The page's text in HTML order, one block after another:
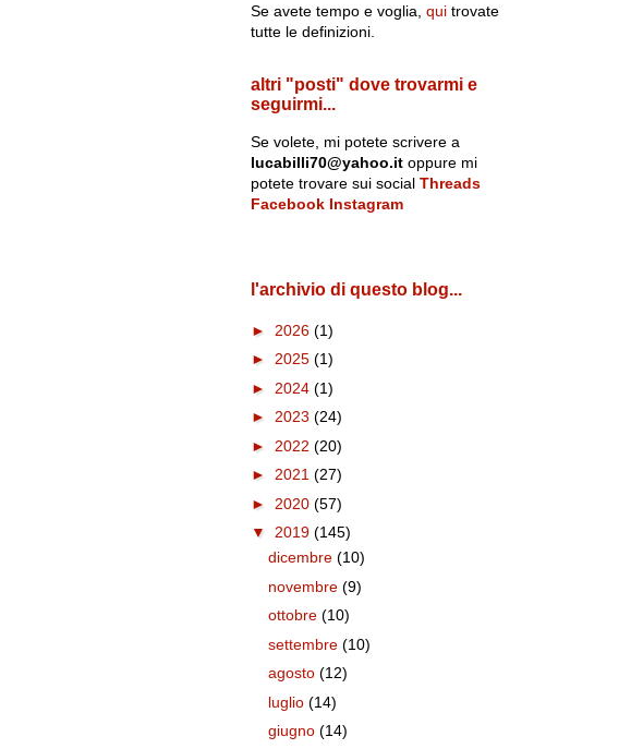
Se avete tempo e voglia, quitrovate
tutte le definizioni.
altri "posti" dove trovarmi e
seguirmi...
Se volete, mi potete scrivere a
lucabilli70@yahoo.itoppure mi
potete trovare sui social Threads
Facebook Instagram
l'archivio di questo blog...
► 2026 (1)
► 2025 (1)
► 2024 (1)
► 2023 (24)
► 2022 (20)
► 2021 (27)
► 2020 (57)
▼ 2019 (145)
dicembre(10)
novembre(9)
ottobre(10)
settembre(10)
agosto(12)
luglio(14)
giugno(14)